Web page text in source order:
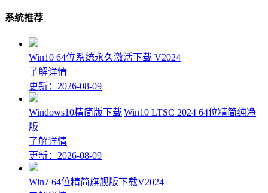
系统推荐
Win10 64位系统永久激活下载 V2024
了解详情
更新：2026-08-09
Windows10精简版下载|Win10 LTSC 2024 64位精简纯净
版
了解详情
更新：2026-08-09
Win7 64位精简旗舰版下载V2024